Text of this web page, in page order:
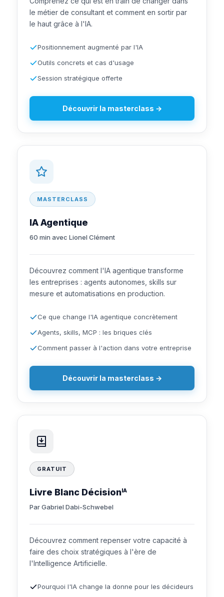
le métier de consultant et comment en sortir par
le haut grâce à l'IA.
Positionnement augmenté par l'IA
Outils concrets et cas d'usage
Session stratégique offerte
Découvrir la masterclass →
MASTERCLASS
IA Agentique
60 min avec Lionel Clément
Découvrez comment l'IA agentique transforme
les entreprises : agents autonomes, skills sur
mesure et automatisations en production.
Ce que change l'IA agentique concrètement
Agents, skills, MCP : les briques clés
Comment passer à l'action dans votre entreprise
Découvrir la masterclass →
GRATUIT
Livre Blanc Décision IA
Par Gabriel Dabi-Schwebel
Découvrez comment repenser votre capacité à
faire des choix stratégiques à l'ère de
l'Intelligence Artificielle.
Pourquoi l'IA change la donne pour les décideurs